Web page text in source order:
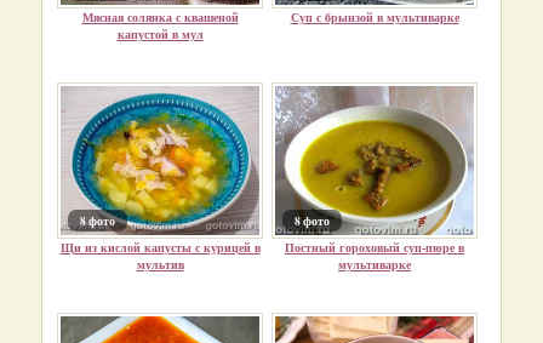
Мясная солянка с квашеной
капустой в мул
Суп с брынзой в мультиварке
8 фото
Щи из кислой капусты с курицей в
мультив
8 фото
Постный гороховый суп-пюре в
мультиварке